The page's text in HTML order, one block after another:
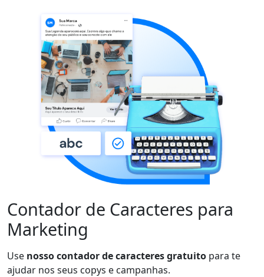
Contador de Caracteres para
Marketing
Use nosso contador de caracteres gratuito para te
ajudar nos seus copys e campanhas.